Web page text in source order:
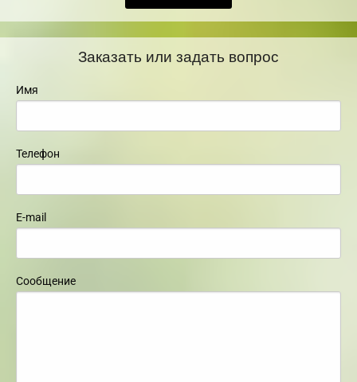
Заказать или задать вопрос
Имя
Телефон
E-mail
Сообщение